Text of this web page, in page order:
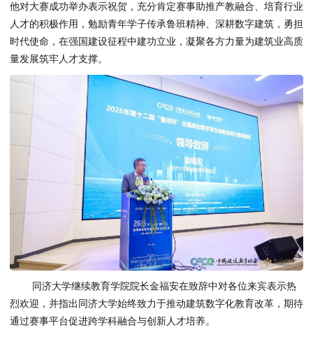
他对大赛成功举办表示祝贺，充分肯定赛事助推产教融合、培育行业
人才的积极作用，勉励青年学子传承鲁班精神、深耕数字建筑，勇担
时代使命，在强国建设征程中建功立业，凝聚各方力量为建筑业高质
量发展筑牢人才支撑。
同济大学继续教育学院院长金福安在致辞中对各位来宾表示热
烈欢迎，并指出同济大学始终致力于推动建筑数字化教育改革，期待
通过赛事平台促进跨学科融合与创新人才培养。